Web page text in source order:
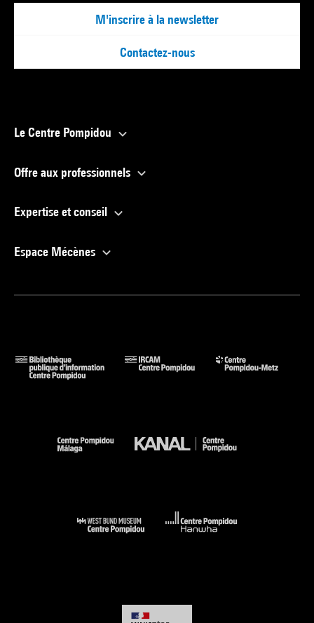
M'inscrire à la newsletter
Contactez-nous
Le Centre Pompidou
Offre aux professionnels
Expertise et conseil
Espace Mécènes